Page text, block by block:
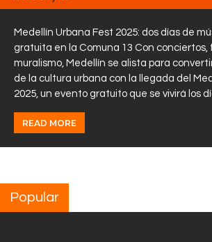
Medellín Urbana Fest 2025: dos días de
gratuita en la Comuna 13 Con
muralismo, Medellín se alista para
de la cultura urbana con la llegada del
2025, un evento gratuito que se vivirá los
READ MORE
Popular